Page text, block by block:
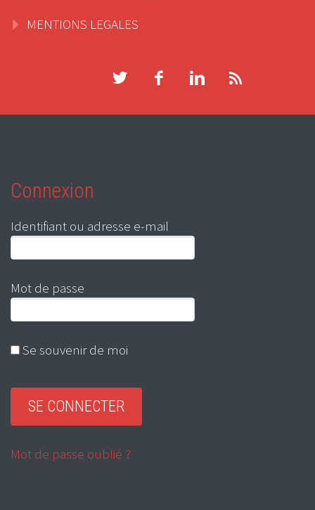
MENTIONS LEGALES
Connexion
Identifiant ou adresse e-mail
Mot de passe
Se souvenir de moi
Mot de passe oublié ?